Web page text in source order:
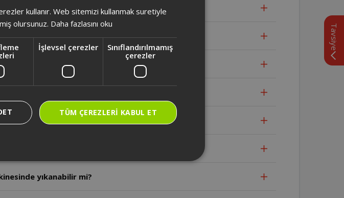
kademesi ve kapasite nedir?
nedir?
kapasite ve hız nedir?
nasıl yerleştirilmelidir?
yıkanabilir mi?
Tavsiye
TURKISH
kullanır. Web sitemizi kullanmak suretiyle
olursunuz. Daha fazlasını oku
İşlevsel çerezler
Sınıflandırılmamış
çerezler
TÜM ÇEREZLERI KABUL ET